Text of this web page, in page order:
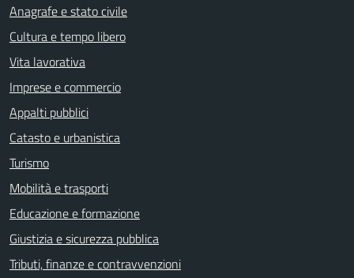
Anagrafe e stato civile
Cultura e tempo libero
Vita lavorativa
Imprese e commercio
Appalti pubblici
Catasto e urbanistica
Turismo
Mobilità e trasporti
Educazione e formazione
Giustizia e sicurezza pubblica
Tributi, finanze e contravvenzioni